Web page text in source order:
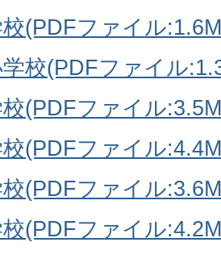
(PDFファイル
校(PDFファイル
(PDFファイル
(PDFファイル
(PDFファイル
(PDFファイル